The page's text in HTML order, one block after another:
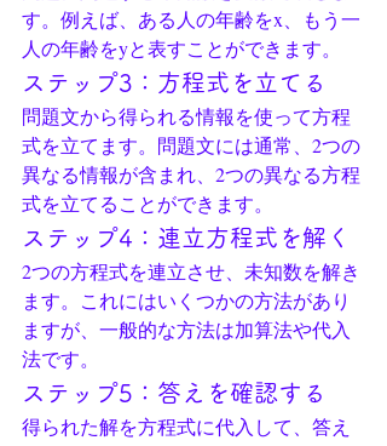
す。例えば、ある人の年齢をx、もう一
人の年齢をyと表すことができます。
ステップ3：方程式を立てる
問題文から得られる情報を使って方程
式を立てます。問題文には通常、2つの
異なる情報が含まれ、2つの異なる方程
式を立てることができます。
ステップ4：連立方程式を解く
2つの方程式を連立させ、未知数を解き
ます。これにはいくつかの方法があり
ますが、一般的な方法は加算法や代入
法です。
ステップ5：答えを確認する
得られた解を方程式に代入して、答え